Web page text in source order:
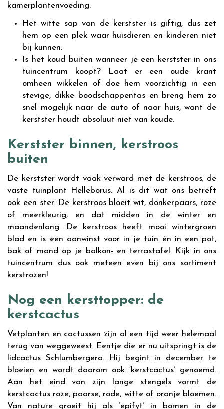
kamerplantenvoeding.
Het witte sap van de kerstster is giftig, dus zet
hem op een plek waar huisdieren en kinderen niet
bij kunnen.
Is het koud buiten wanneer je een kerstster in ons
tuincentrum koopt? Laat er een oude krant
omheen wikkelen of doe hem voorzichtig in een
stevige, dikke boodschappentas en breng hem zo
snel mogelijk naar de auto of naar huis, want de
kerstster houdt absoluut niet van koude.
Kerstster binnen, kerstroos
buiten
De kerstster wordt vaak verward met de kerstroos; de
vaste tuinplant Helleborus. Al is dit wat ons betreft
ook een ster. De kerstroos bloeit wit, donkerpaars, roze
of meerkleurig, en dat midden in de winter en
maandenlang. De kerstroos heeft mooi wintergroen
blad en is een aanwinst voor in je tuin én in een pot,
bak of mand op je balkon- en terrastafel. Kijk in ons
tuincentrum dus ook meteen even bij ons sortiment
kerstrozen!
Nog een kersttopper: de
kerstcactus
Vetplanten en cactussen zijn al een tijd weer helemaal
terug van weggeweest. Eentje die er nu uitspringt is de
lidcactus Schlumbergera. Hij begint in december te
bloeien en wordt daarom ook ‘kerstcactus’ genoemd.
Aan het eind van zijn lange stengels vormt de
kerstcactus roze, paarse, rode, witte of oranje bloemen.
Van nature groeit hij als ‘epifyt’ in bomen in de